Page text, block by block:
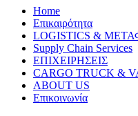
Home
Επικαιρότητα
LOGISTICS &
Supply Chain Services
ΕΠΙΧΕΙΡΗΣΕΙΣ
CARGO TRUCK &
ABOUT US
Επικοινωνία